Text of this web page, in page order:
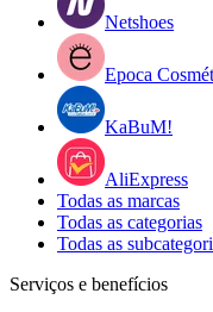
Netshoes
Epoca
KaBuM!
AliExpress
Todas as marcas
Todas as categorias
Todas as
Serviços e benefícios